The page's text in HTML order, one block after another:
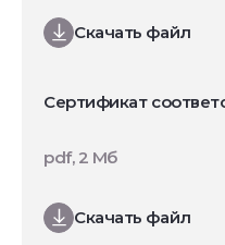
Скачать файл
Сертификат
Скачать файл
pdf, 2 Мб